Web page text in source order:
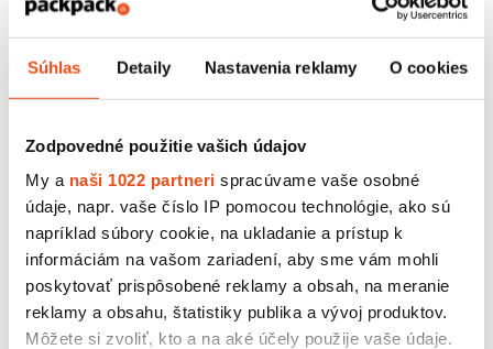
Súhlas Detaily Nastavenia reklamy O cookies
Zodpovedné použitie vašich údajov
My a naši 1022 partneri spracúvame vaše osobné
údaje, napr. vaše číslo IP pomocou technológie, ako sú
napríklad súbory cookie, na ukladanie a prístup k
informáciám na vašom zariadení, aby sme vám mohli
poskytovať prispôsobené reklamy a obsah, na meranie
reklamy a obsahu, štatistiky publika a vývoj produktov.
Môžete si zvoliť, kto a na aké účely použije vaše údaje.
Podložka pod zákusok 10x10 cm